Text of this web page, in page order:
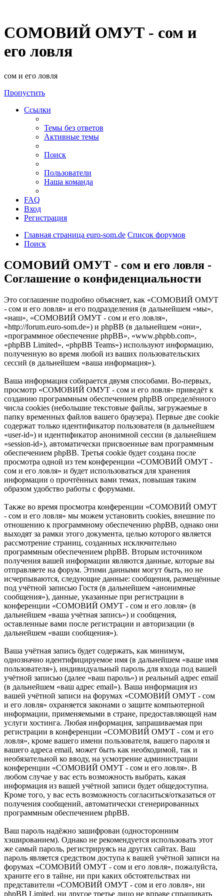
СОМОВИЙ ОМУТ - сом и
его ловля
сом и его ловля
Пропустить
Ссылки
Темы без ответов
Активные темы
Поиск
Пользователи
Наша команда
FAQ
Вход
Регистрация
Главная страница euro-som.de Список форумов
Поиск
СОМОВИЙ ОМУТ - сом и его ловля -
Соглашение о конфиденциальности
Это соглашение подробно объясняет, как «СОМОВИЙ ОМУТ
- сом и его ловля» и его подразделения (в дальнейшем «мы»,
«наш», «СОМОВИЙ ОМУТ - сом и его ловля»,
«http://forum.euro-som.de») и phpBB (в дальнейшем «они»,
«программное обеспечение phpBB», «www.phpbb.com»,
«phpBB Limited», «phpBB Teams») используют информацию,
полученную во время любой из ваших пользовательских
сессий (в дальнейшем «ваша информация»).
Ваша информация собирается двумя способами. Во-первых,
просмотр «СОМОВИЙ ОМУТ - сом и его ловля» приведёт к
созданию программным обеспечением phpBB определённого
числа cookies (небольшие текстовые файлы, загружаемые в
папку временных файлов вашего браузера). Первые две cookie
содержат только идентификатор пользователя (в дальнейшем
«user-id») и идентификатор анонимной сессии (в дальнейшем
«session-id»), автоматически присвоенные вам программным
обеспечением phpBB. Третья cookie будет создана после
просмотра одной из тем конференции «СОМОВИЙ ОМУТ -
сом и его ловля» и будет использоваться для хранения
информации о прочтённых вами темах, повышая таким
образом удобство работы с форумами.
Также во время просмотра конференции «СОМОВИЙ ОМУТ
- сом и его ловля» мы можем установить cookies, внешние по
отношению к программному обеспечению phpBB, однако они
выходят за рамки этого документа, целью которого является
рассмотрение страниц, созданных исключительно
программным обеспечением phpBB. Вторым источником
получения вашей информации являются данные, которые вы
отправляете на форум. Этими данными могут быть, но не
исчерпываются, следующие данные: сообщения, размещённые
под учётной записью Гостя (в дальнейшем «анонимные
сообщения»), данные, указанные при регистрации в
конференции «СОМОВИЙ ОМУТ - сом и его ловля» (в
дальнейшем «ваша учётная запись») и сообщения,
оставленные вами после регистрации и авторизации (в
дальнейшем «ваши сообщения»).
Ваша учётная запись будет содержать, как минимум,
однозначно идентифицируемое имя (в дальнейшем «ваше имя
пользователя»), индивидуальный пароль для входа под вашей
учётной записью (далее «ваш пароль») и реальный адрес email
(в дальнейшем «ваш адрес email»). Ваша информация из
вашей учётной записи на форумах «СОМОВИЙ ОМУТ - сом
и его ловля» охраняется законами о защите компьютерной
информации, применяемыми в стране, предоставляющей нам
услуги хостинга. Любая информация, запрашиваемая при
регистрации в конференции «СОМОВИЙ ОМУТ - сом и его
ловля», кроме вашего имени пользователя, вашего пароля и
вашего адреса email, может быть как необходимой, так и
необязательной ко вводу, на усмотрение администрации
конференции «СОМОВИЙ ОМУТ - сом и его ловля». В
любом случае у вас есть возможность выбрать, какая
информация из вашей учётной записи будет общедоступна.
Кроме того, у вас есть возможность согласиться/отказаться от
получения сообщений, автоматически сгенерированных
программным обеспечением phpBB.
Ваш пароль надёжно зашифрован (односторонним
хэшированием). Однако не рекомендуется использовать этот
же самый пароль, регистрируясь на других сайтах. Ваш
пароль является средством доступа к вашей учётной записи на
форумах «СОМОВИЙ ОМУТ - сом и его ловля», пожалуйста,
храните его в тайне, ни при каких обстоятельствах ни
представители «СОМОВИЙ ОМУТ - сом и его ловля», ни
phpBB Limited, ни другое третье лицо не вправе спрашивать